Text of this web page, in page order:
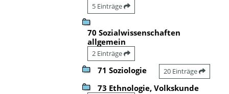
5 Einträge
70 Sozialwissenschaften
allgemein
2 Einträge
71 Soziologie 20 Einträge
73 Ethnologie, Volkskunde